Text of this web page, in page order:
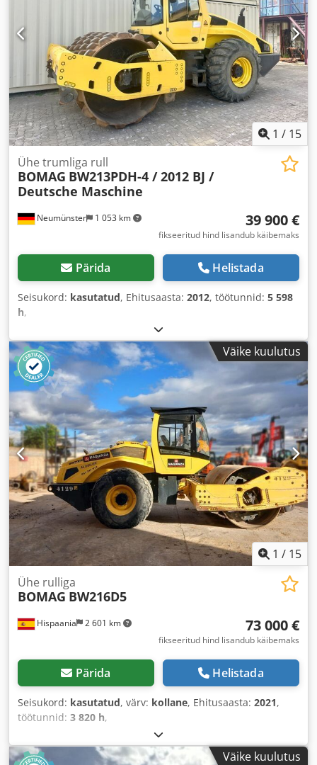
1 / 15
Neumünster 1 053 km
Ühe trumliga rull
BOMAG BW213PDH-4 / 2012 BJ /
Deutsche Maschine
39 900 €
fikseeritud hind lisandub käibemaks
Pärida Helistada
Seisukord: kasutatud, Ehitusaasta: 2012, töötunnid: 5 598
h,
Väike kuulutus
1 / 15
Hispaania 2 601 km
Ühe rulliga
BOMAG BW216D5
73 000 €
fikseeritud hind lisandub käibemaks
Pärida Helistada
Seisukord: kasutatud, värv: kollane, Ehitusaasta: 2021,
töötunnid: 3 820 h,
Väike kuulutus